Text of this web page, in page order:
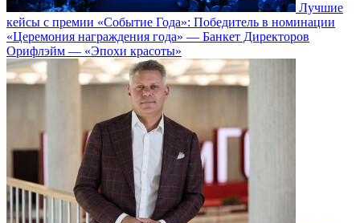
Лучшие
кейсы с премии «Событие Года»: Победитель в номинации
«Церемония награждения года» — Банкет Директоров
Орифлэйм — «Эпохи красоты»